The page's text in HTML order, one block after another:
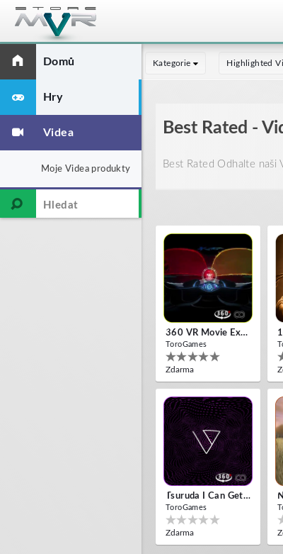
Domů
Hry
Videa
Moje Videa produkty
Kategorie Highlighted
Best Rated -
Best Rated Odhalte
360 VR Movie Experience
ToroGames
Zdarma
Tsuruda I Can Get Really Crazy
ToroGames
Zdarma